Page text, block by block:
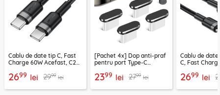
Cablu de date tip C, Fast
Charge 60W Acefast, C22-
2699 lei 2999 lei
[Pachet 4x] Dop anti-praf
pentru port Type-C
2399 lei 2799 lei
Cablu de date
C, Fast
2699 lei